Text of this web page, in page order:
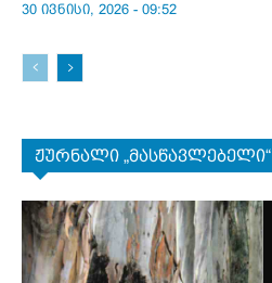
30 ივნისი, 2026 - 09:52
ჟურნალი „მასწავლებელი“